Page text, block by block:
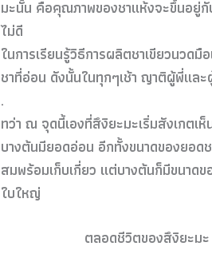
มะนั้น คือคุณภาพของชาแห้งจะขึ้นอยู่
ไม่ดี
ในการเรียนรู้วิธีการผลิตชาเขียวนวด
ชาที่อ่อน ดังนั้นในทุกๆเช้า ญาติผู้พี่แล
.
ทว่า ณ จุดนี้เองที่สึงิยะมะเริ่มสังเกต
บางต้นมียอดอ่อน อีกทั้งขนาดของยอด
สมพร้อมเก็บเกี่ยว แต่บางต้นก็มีขนาด
ใบใหญ่
ตลอดชีวิตของสึงิยะม